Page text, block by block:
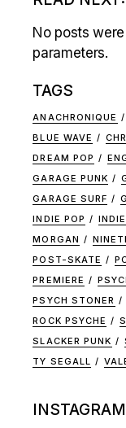
No posts
parameters.
TAGS
ANACHRONIQUE
BLUE WAVE
DREAM POP
GARAGE PUNK
GARAGE SURF
INDIE POP
MORGAN
POST-SKATE
PREMIERE
PSYCH STONER
ROCK PSYCHE
SLACKER PUNK
TY SEGALL